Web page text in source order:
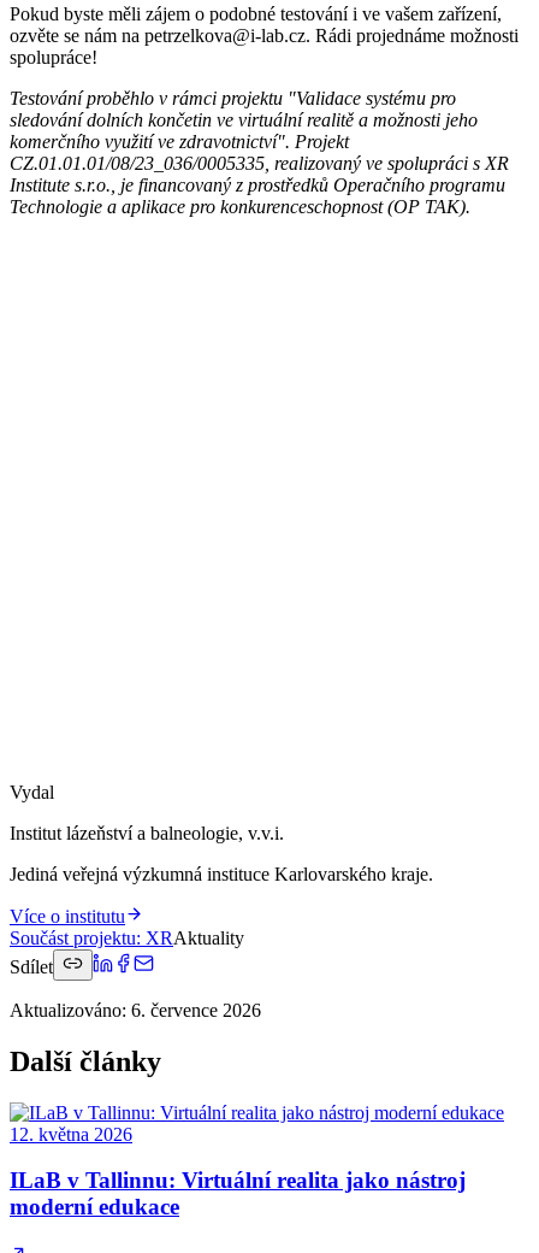
Pokud byste měli zájem o podobné testování i ve vašem zařízení,
ozvěte se nám na petrzelkova@i-lab.cz. Rádi projednáme možnosti
spolupráce!
Testování proběhlo v rámci projektu "Validace systému pro
sledování dolních končetin ve virtuální realitě a možnosti jeho
komerčního využití ve zdravotnictví". Projekt
CZ.01.01.01/08/23_036/0005335, realizovaný ve spolupráci s XR
Institute s.r.o., je financovaný z prostředků Operačního programu
Technologie a aplikace pro konkurenceschopnost (OP TAK).
Vydal
Institut lázeňství a balneologie, v.v.i.
Jediná veřejná výzkumná instituce Karlovarského kraje.
Více o institutu
Součást projektu: XRAktuality
Sdílet
Aktualizováno: 6. července 2026
Další články
12. května 2026
ILaB v Tallinnu: Virtuální realita jako nástroj
moderní edukace